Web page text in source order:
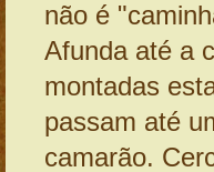
não é
Afunda até a
montadas
passam até
camarão.